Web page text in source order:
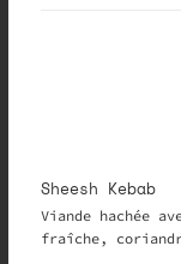
Sheesh Kebab
Viande hachée
fraîche,